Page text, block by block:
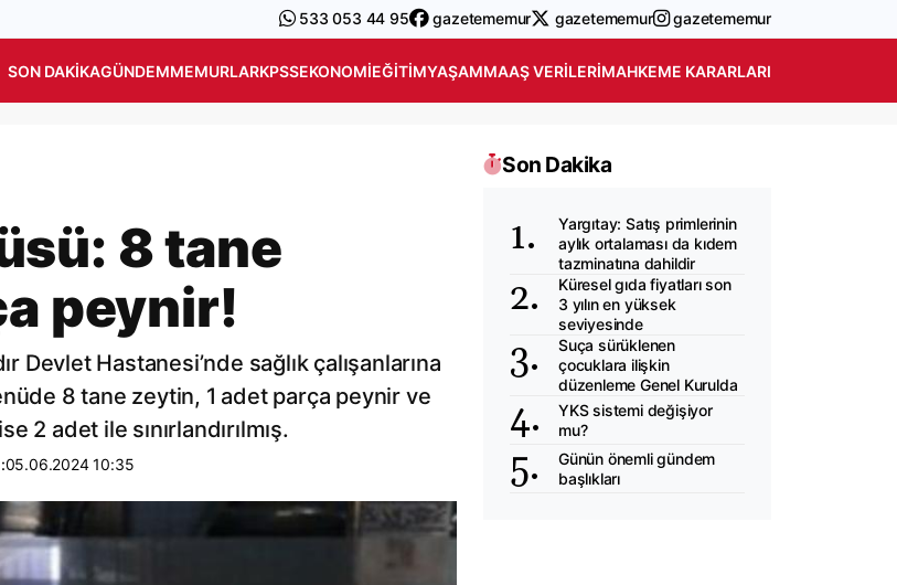
533 053 44 95 gazetememur gazetememur gazetememur
SON DAKIKAGÜNDEMMEMURLARKPSSEKONOMIEĞITIMYAŞAMMAAŞ VERILERIMAHKEME KARARLARI
8 tane
peynir!
Devlet Hastanesi’nde sağlık çalışanlarına
8 tane zeytin, 1 adet parça peynir ve
2 adet ile sınırlandırılmış.
05.06.2024 10:35
Son Dakika
Yargıtay: Satış primlerinin
aylık ortalaması da kıdem
tazminatına dahildir
Küresel gıda fiyatları son
3 yılın en yüksek
seviyesinde
Suça sürüklenen
çocuklara ilişkin
düzenleme Genel Kurulda
YKS sistemi değişiyor
mu?
Günün önemli gündem
başlıkları